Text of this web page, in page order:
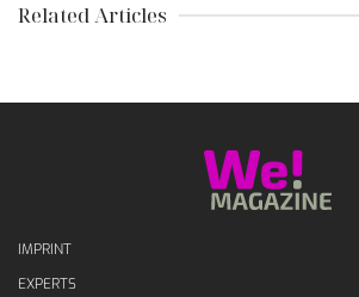
Related Articles
IMPRINT
EXPERTS